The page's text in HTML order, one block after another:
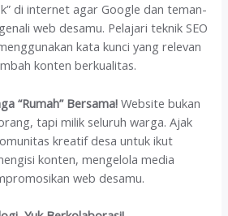
di internet agar Google dan teman-
web desamu. Pelajari teknik SEO
kata kunci yang relevan
konten berkualitas.
“Rumah” Bersama! Website bukan
tapi milik seluruh warga. Ajak
kreatif desa untuk ikut
konten, mengelola media
web desamu.